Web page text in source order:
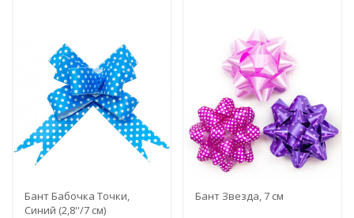
Бант Бабочка Точки,
Синий (2,8''/7 см)
Бант Звезда, 7 см